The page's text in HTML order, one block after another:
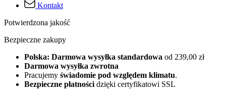
Kontakt
Potwierdzona jakość
Bezpieczne zakupy
Polska: Darmowa wysyłka standardowa od 239,00 zł
Darmowa wysyłka zwrotna
Pracujemy świadomie pod względem klimatu.
Bezpieczne płatności dzięki certyfikatowi SSL